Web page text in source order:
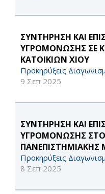
ΣΥΝΤΗΡΗΣΗ ΚΑΙ
ΥΓΡΟΜΟΝΩΣΗΣ ΣΕ
ΚΑΤΟΙΚΙΩΝ ΧΙΟΥ
Προκηρύξεις
9 Σεπ 2025
ΣΥΝΤΗΡΗΣΗ ΚΑΙ
ΥΓΡΟΜΟΝΩΣΗΣ ΣΤΟ
Προκηρύξεις
8 Σεπ 2025